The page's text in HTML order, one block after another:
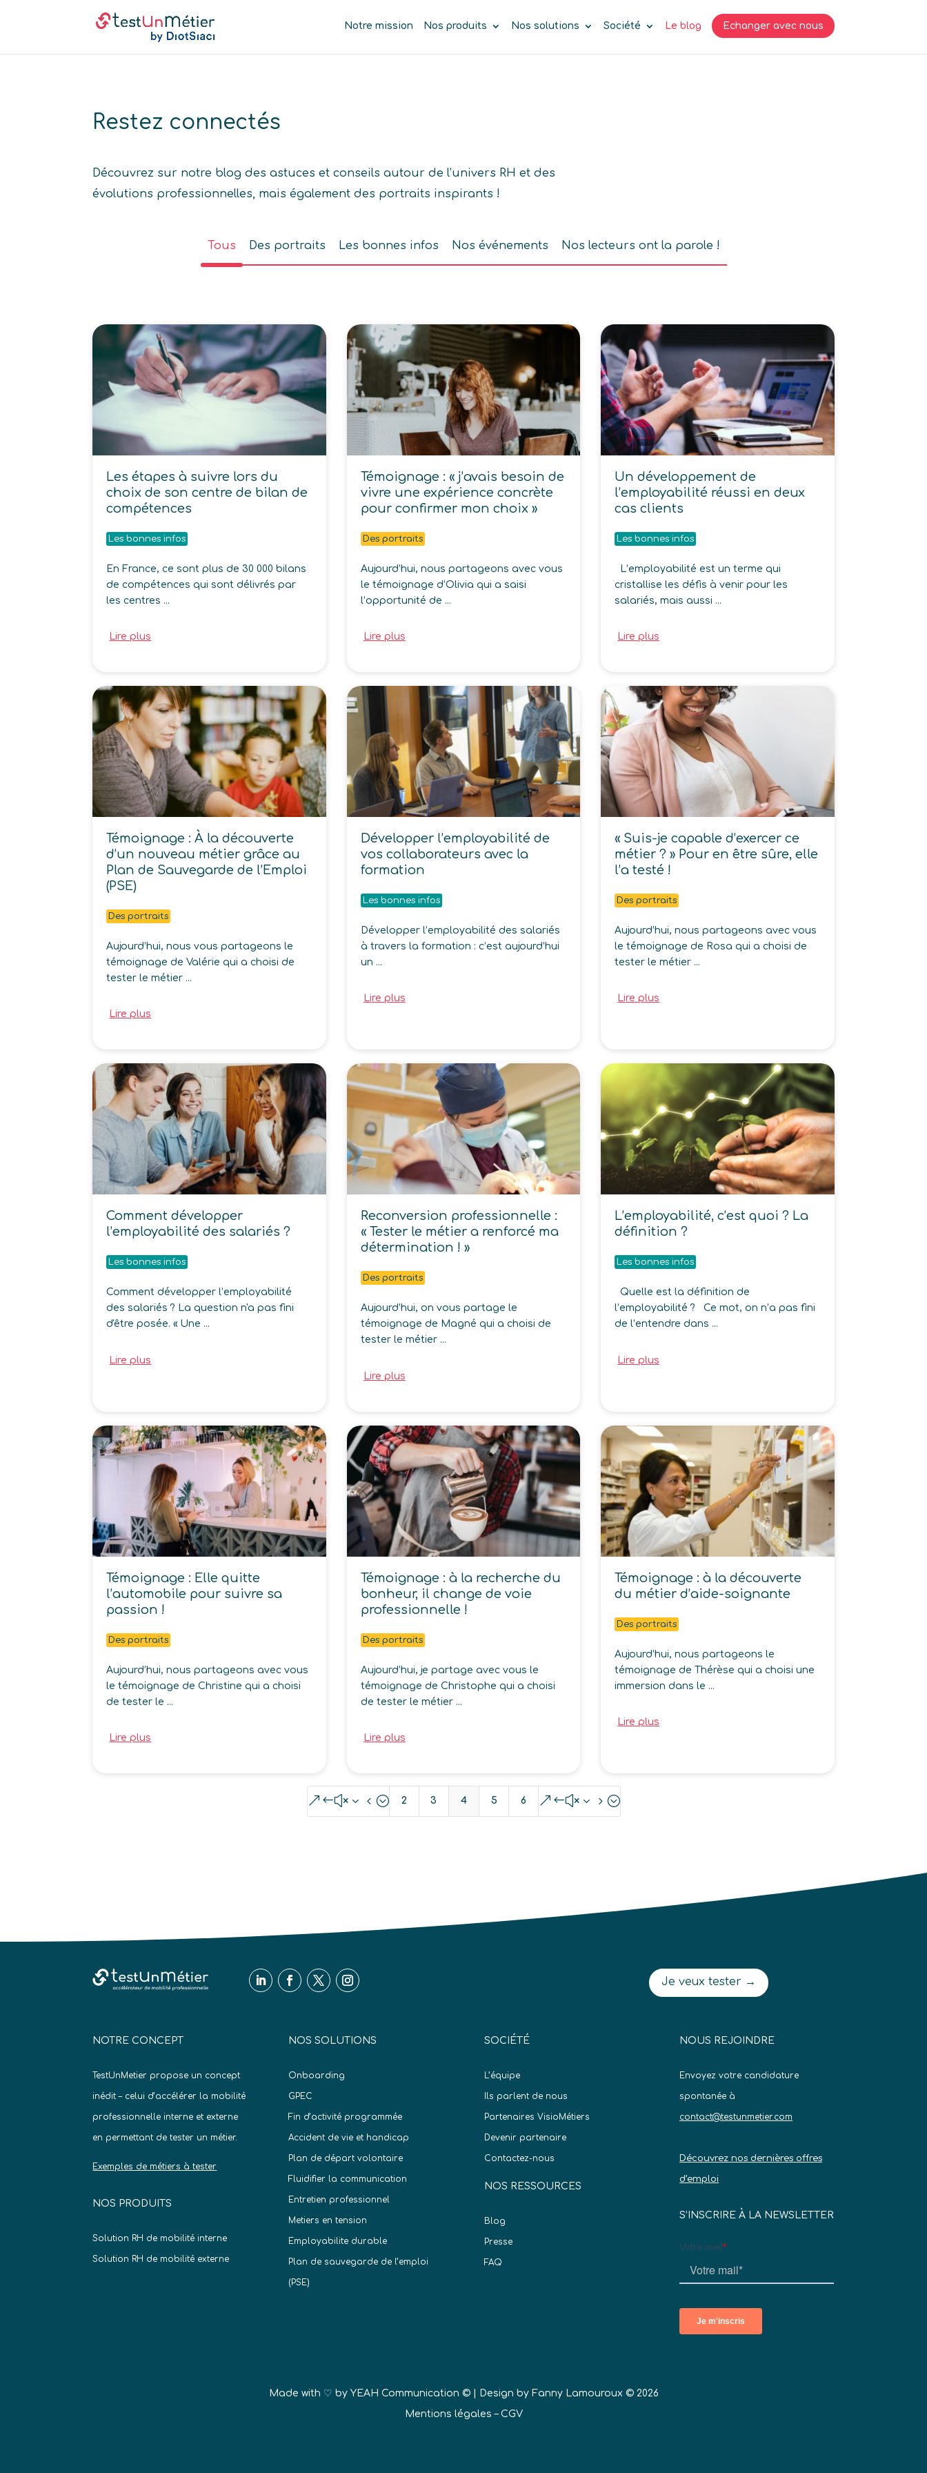
Notre mission Nos produits Nos solutions Société Le blog Echanger avec nous
Restez connectés
Découvrez sur notre blog des astuces et conseils autour de l’univers RH et des
évolutions professionnelles, mais également des portraits inspirants !
Tous Des portraits Les bonnes infos Nos événements Nos lecteurs ont la parole !
Les étapes à suivre lors du
choix de son centre de bilan de
compétences
Les bonnes infos
En France, ce sont plus de 30 000 bilans
de compétences qui sont délivrés par
les centres ...
Lire plus
Témoignage : « j’avais besoin de
vivre une expérience concrète
pour confirmer mon choix »
Des portraits
Aujourd’hui, nous partageons avec vous
le témoignage d’Olivia qui a saisi
l’opportunité de ...
Lire plus
Un développement de
l’employabilité réussi en deux
cas clients
Les bonnes infos
L’employabilité est un terme qui
cristallise les défis à venir pour les
salariés, mais aussi ...
Lire plus
Témoignage : À la découverte
d’un nouveau métier grâce au
Plan de Sauvegarde de l’Emploi
(PSE)
Des portraits
Aujourd’hui, nous vous partageons le
témoignage de Valérie qui a choisi de
tester le métier ...
Lire plus
Développer l’employabilité de
vos collaborateurs avec la
formation
Les bonnes infos
Développer l’employabilité des salariés
à travers la formation : c’est aujourd’hui
un ...
Lire plus
« Suis-je capable d’exercer ce
métier ? » Pour en être sûre, elle
l’a testé !
Des portraits
Aujourd’hui, nous partageons avec vous
le témoignage de Rosa qui a choisi de
tester le métier ...
Lire plus
Comment développer
l’employabilité des salariés ?
Les bonnes infos
Comment développer l’employabilité
des salariés ? La question n'a pas fini
d'être posée. « Une ...
Lire plus
Reconversion professionnelle :
« Tester le métier a renforcé ma
détermination ! »
Des portraits
Aujourd’hui, on vous partage le
témoignage de Magné qui a choisi de
tester le métier ...
Lire plus
L’employabilité, c’est quoi ? La
définition ?
Les bonnes infos
Quelle est la définition de
l’employabilité ? Ce mot, on n’a pas fini
de l’entendre dans ...
Lire plus
Témoignage : Elle quitte
l’automobile pour suivre sa
passion !
Des portraits
Aujourd’hui, nous partageons avec vous
le témoignage de Christine qui a choisi
de tester le ...
Lire plus
Témoignage : à la recherche du
bonheur, il change de voie
professionnelle !
Des portraits
Aujourd’hui, je partage avec vous le
témoignage de Christophe qui a choisi
de tester le métier ...
Lire plus
Témoignage : à la découverte
du métier d’aide-soignante
Des portraits
Aujourd’hui, nous partageons le
témoignage de Thérèse qui a choisi une
immersion dans le ...
Lire plus
&#x34; 2 3 4 5 6 &#x35;
Je veux tester →
NOTRE CONCEPT
TestUnMetier propose un concept
inédit – celui d’accélérer la mobilité
professionnelle interne et externe
en permettant de tester un métier.
Exemples de métiers à tester
NOS PRODUITS
Solution RH de mobilité interne
Solution RH de mobilité externe
NOS SOLUTIONS
Onboarding
GPEC
Fin d’activité programmée
Accident de vie et handicap
Plan de départ volontaire
Fluidifier la communication
Entretien professionnel
Metiers en tension
Employabilite durable
Plan de sauvegarde de l’emploi
(PSE)
SOCIÉTÉ
L’équipe
Ils parlent de nous
Partenaires VisioMétiers
Devenir partenaire
Contactez-nous
NOS RESSOURCES
Blog
Presse
FAQ
NOUS REJOINDRE
Envoyez votre candidature
spontanée à
contact@testunmetier.com
Découvrez nos dernières offres
d’emploi
S’INSCRIRE À LA NEWSLETTER
Made with ♡ by YEAH Communication ©| Design by Fanny Lamouroux © 2026
Mentions légales – CGV